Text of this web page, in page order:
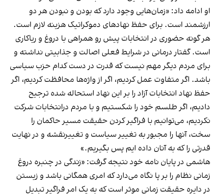
او ادامه داد: «زمان‌هایی وجود دارد که بودن و نبودن هر دو
ارزشمند است. برای حفظ نهادهای دموکراتیک هزینه لازم است.
هر گونه حضوری در انتخابات پیش رو همراهی با دروغ و ریاکاری
است. گفتار درمانی در شرایط فعلی اصالت و جذابیتی نداشته و
برای مردم دیگر مهم نیست که قدرت در دست کدام حزب سیاسی
باشد. اگر متفاوت عمل کردیم، اگر از واژه‌ها محافظت کردیم، اگر
حفظ نهاد انتخابات آزاد را بر این نهاد استحاله شده ترجیح
دادیم، اگر طلسم خود را شکستیم و با مردم درانتخابات شرکت
نکردیم، می‌توانیم با فراگیر کردن حقیقت مسیر حاکمان را
سخت، آنها را مجبور به تغییر سیاست و تغییرنقشه و در نهایت
قدرتی را که به آنان داده ایم پس بگیریم.»
هاشمی در پایان نامه خود نتیجه گرفت: «زندگی در چنبره دروغ
زمانی نظام را بر پا نگاه می‌دارد که امری همگانی باشد و زیستن
در دایره حقیقت زمانی موثر است که به یک امر فراگیر تبدیل